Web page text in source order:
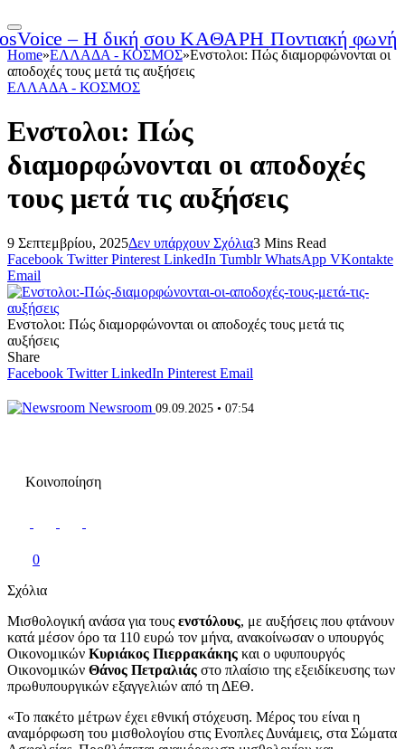
Home»ΕΛΛΑΔΑ - ΚΟΣΜΟΣ»Ενστολοι: Πώς διαμορφώνονται οι
αποδοχές τους μετά τις αυξήσεις
ΕΛΛΑΔΑ - ΚΟΣΜΟΣ
Ενστολοι: Πώς
διαμορφώνονται οι αποδοχές
τους μετά τις αυξήσεις
9 Σεπτεμβρίου, 2025Δεν υπάρχουν Σχόλια3 Mins Read
Facebook Twitter Pinterest LinkedIn Tumblr WhatsApp VKontakte
Email
Ενστολοι: Πώς διαμορφώνονται οι αποδοχές τους μετά τις
αυξήσεις
Share
Facebook Twitter LinkedIn Pinterest Email
Newsroom 09.09.2025 • 07:54
Κοινοποίηση
0
Σχόλια
Μισθολογική ανάσα για τους ενστόλους, με αυξήσεις που φτάνουν
κατά μέσον όρο τα 110 ευρώ τον μήνα, ανακοίνωσαν ο υπουργός
Οικονομικών Κυριάκος Πιερρακάκης και ο υφυπουργός
Οικονομικών Θάνος Πετραλιάς στο πλαίσιο της εξειδίκευσης των
πρωθυπουργικών εξαγγελιών από τη ΔΕΘ.
«Το πακέτο μέτρων έχει εθνική στόχευση. Μέρος του είναι η
αναμόρφωση του μισθολογίου στις Ενοπλες Δυνάμεις, στα Σώματα